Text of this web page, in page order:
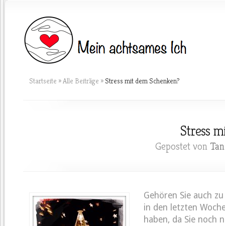
Startseite »Alle Beiträge » Stress mit dem Schenken?
Stress
Gepostet von
Gehören Sie auch
in den letzten
haben, da Sie noch